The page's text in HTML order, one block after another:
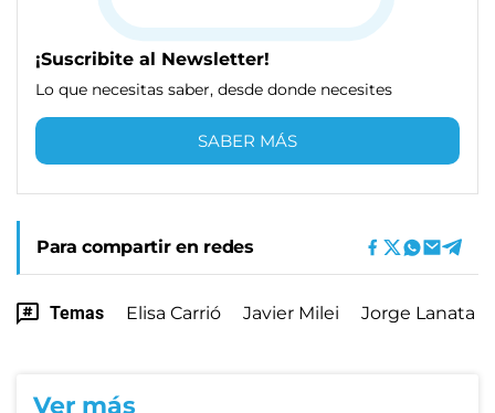
¡Suscribite al Newsletter!
Lo que necesitas saber, desde donde necesites
SABER MÁS
Para compartir en redes
Temas Elisa Carrió Javier Milei Jorge Lanata
Ver más